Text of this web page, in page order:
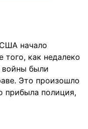
начало
того, как недалеко
были
Это произошло
прибыла полиция,